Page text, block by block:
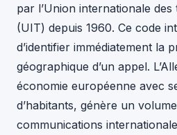
par l’Union internationale
(UIT) depuis 1960. Ce code
d’identifier immédiatement la
géographique d’un appel.
économie européenne avec
d’habitants, génère un
communications